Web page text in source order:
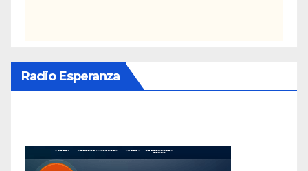
Radio Esperanza